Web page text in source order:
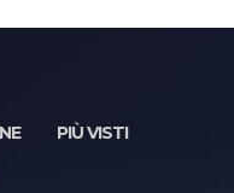
PIÙ VISTI